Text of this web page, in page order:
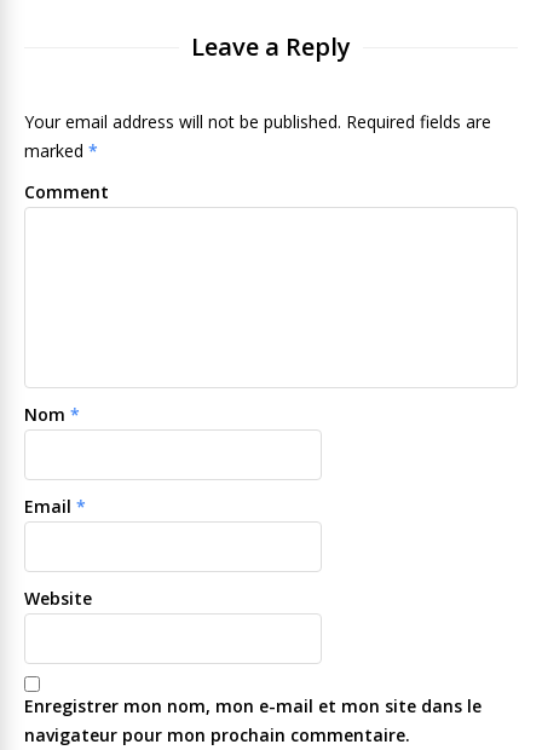
Leave a Reply
Your email address will not be published. Required fields are
marked *
Comment
Nom *
Email *
Website
Enregistrer mon nom, mon e-mail et mon site dans le
navigateur pour mon prochain commentaire.